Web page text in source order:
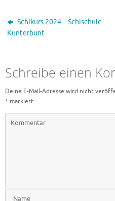
Schikurs 2024 – Schischule
Kunterbunt
Schreibe einen
Deine E-Mail-Adresse wird nicht
* markiert